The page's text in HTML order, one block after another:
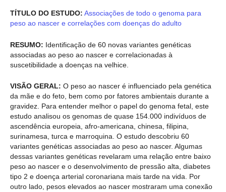
TÍTULO DO ESTUDO: Associações de todo o genoma para
peso ao nascer e correlações com doenças do adulto
RESUMO: Identificação de 60 novas variantes genéticas
associadas ao peso ao nascer e correlacionadas à
suscetibilidade a doenças na velhice.
VISÃO GERAL: O peso ao nascer é influenciado pela genética
da mãe e do feto, bem como por fatores ambientais durante a
gravidez. Para entender melhor o papel do genoma fetal, este
estudo analisou os genomas de quase 154.000 indivíduos de
ascendência europeia, afro-americana, chinesa, filipina,
surinamesa, turca e marroquina. O estudo descobriu 60
variantes genéticas associadas ao peso ao nascer. Algumas
dessas variantes genéticas revelaram uma relação entre baixo
peso ao nascer e o desenvolvimento de pressão alta, diabetes
tipo 2 e doença arterial coronariana mais tarde na vida. Por
outro lado, pesos elevados ao nascer mostraram uma conexão